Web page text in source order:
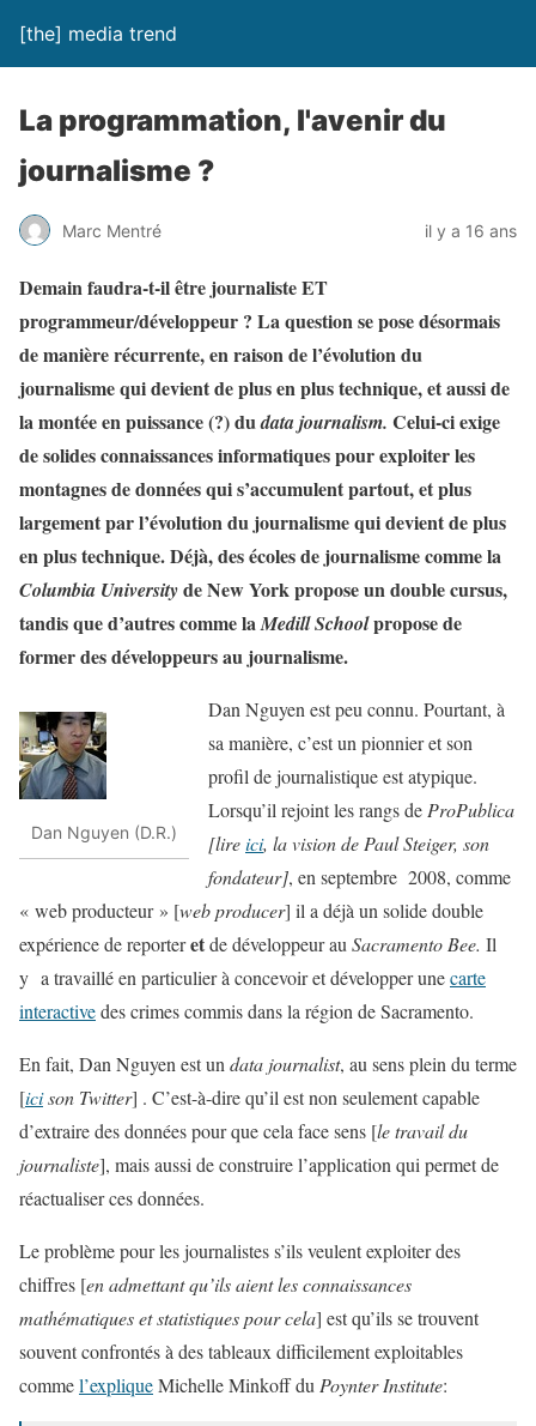
[the] media trend
La programmation, l'avenir du
journalisme ?
Marc Mentré il y a 16 ans
Demain faudra-t-il être journaliste ET
programmeur/développeur ? La question se pose désormais
de manière récurrente, en raison de l’évolution du
journalisme qui devient de plus en plus technique, et aussi de
la montée en puissance (?) dudata journalism. Celui-ciexige
de solides connaissances informatiques pour exploiter les
montagnes de données qui s’accumulent partout, et plus
largement par l’évolution du journalisme qui devient de plus
en plus technique. Déjà, des écoles de journalisme comme la
Columbia Universityde New York propose un double cursus,
tandis que d’autres comme laMedill Schoolpropose de
former des développeurs au journalisme.
Dan Nguyen (D.R.)
Dan Nguyen est peu connu. Pourtant, à
sa manière, c’est un pionnier et son
profil de journalistique est atypique.
Lorsqu’il rejoint les rangs de ProPublica
[lireici, la vision de Paul Steiger, son
fondateur], en septembre 2008, comme
« web producteur » [web producer] il a déjà un solide double
expérience de reporteretde développeur au Sacramento Bee. Il
y a travaillé en particulier à concevoir et développer unecarte
interactivedes crimes commis dans la région de Sacramento.
En fait, Dan Nguyen est un data journalist, au sens plein du terme
[icison Twitter] . C’est-à-dire qu’il est non seulement capable
d’extraire des données pour que cela face sens [le travail du
journaliste], mais aussi de construire l’application qui permet de
réactualiser ces données.
Le problème pour les journalistes s’ils veulent exploiter des
chiffres [en admettant qu’ils aient les connaissances
mathématiques et statistiques pour cela] est qu’ils se trouvent
souvent confrontés à des tableaux difficilement exploitables
commel’expliqueMichelle Minkoff du Poynter Institute: